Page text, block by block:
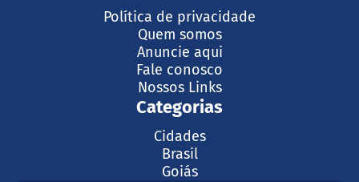
Política de privacidade
Quem somos
Anuncie aqui
Fale conosco
Nossos Links
Categorias
Cidades
Brasil
Goiás